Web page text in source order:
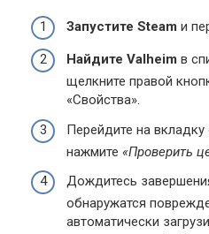
Запустите Steam и
Найдите Valheim в
щелкните правой
«Свойства».
Перейдите на вкладку
нажмите «Проверить
Дождитесь
обнаружатся
автоматически